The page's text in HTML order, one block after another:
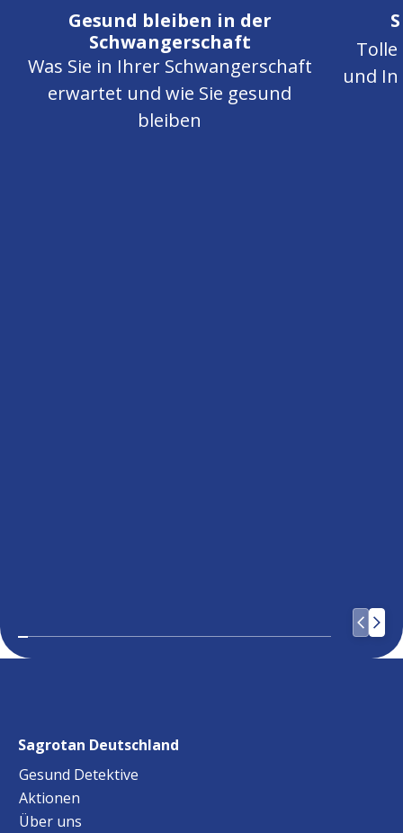
Gesund bleiben in der
Schwangerschaft
Was Sie in Ihrer Schwangerschaft
erwartet und wie Sie gesund
bleiben
und
Sagrotan Deutschland
Gesund Detektive
Aktionen
Über uns